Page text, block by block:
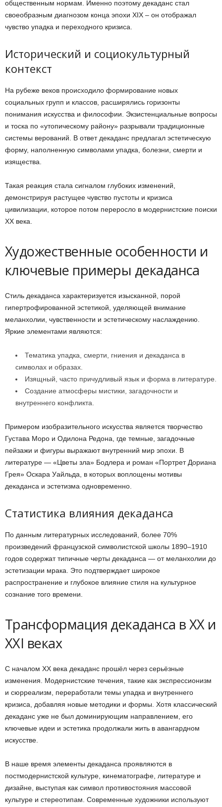
общественным нормам. Именно поэтому декаданс стал
своеобразным диагнозом конца эпохи XIX – он отображал
чувство упадка и переходного кризиса.
Исторический и социокультурный
контекст
На рубеже веков происходило формирование новых
социальных групп и классов, расширялись горизонты
понимания искусства и философии. Экзистенциальные вопросы
и тоска по «утопическому району» разрывали традиционные
системы верований. В ответ декаданс предлагал эстетическую
форму, наполненную символами упадка, болезни, смерти и
изящества.
Такая реакция стала сигналом глубоких изменений,
демонстрируя растущее чувство пустоты и кризиса
цивилизации, которое потом переросло в модернистские поиски
XX века.
Художественные особенности и
ключевые примеры декаданса
Стиль декаданса характеризуется изысканной, порой
гипертрофированной эстетикой, уделяющей внимание
меланхолии, чувственности и эстетическому наслаждению.
Яркие элементами являются:
Тематика упадка, смерти, гниения и декаданса в
символах и образах.
Изящный, часто причудливый язык и форма в литературе.
Создание атмосферы мистики, загадочности и
внутреннего конфликта.
Примером изобразительного искусства является творчество
Густава Моро и Одилона Редона, где темные, загадочные
пейзажи и фигуры выражают внутренний мир эпохи. В
литературе — «Цветы зла» Бодлера и роман «Портрет Дориана
Грея» Оскара Уайльда, в которых воплощены мотивы
декаданса и эстетизма одновременно.
Статистика влияния декаданса
По данным литературных исследований, более 70%
произведений французской символистской школы 1890–1910
годов содержат типичные черты декаданса — от меланхолии до
эстетизации мрака. Это подтверждает широкое
распространение и глубокое влияние стиля на культурное
сознание того времени.
Трансформация декаданса в XX и
XXI веках
С началом XX века декаданс прошёл через серьёзные
изменения. Модернистские течения, такие как экспрессионизм
и сюрреализм, переработали темы упадка и внутреннего
кризиса, добавляя новые методики и формы. Хотя классический
декаданс уже не был доминирующим направлением, его
ключевые идеи и эстетика продолжали жить в авангардном
искусстве.
В наше время элементы декаданса проявляются в
постмодернистской культуре, кинематографе, литературе и
дизайне, выступая как символ противостояния массовой
культуре и стереотипам. Современные художники используют